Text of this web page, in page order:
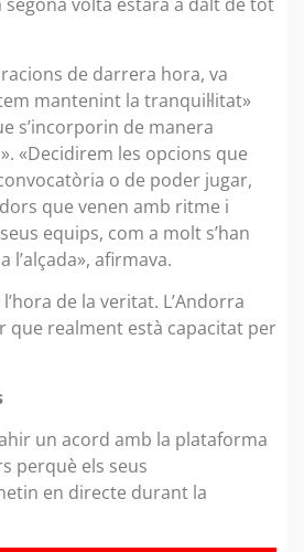
volta estarà a dalt de tot
de darrera hora, va
mantenint la tranquil·litat»
s’incorporin de manera
«Decidirem les opcions que
o de poder jugar,
que venen amb ritme i
equips, com a molt s’han
l’alçada», afirmava.
de la veritat. L’Andorra
que realment està capacitat per
un acord amb la plataforma
perquè els seus
en directe durant la